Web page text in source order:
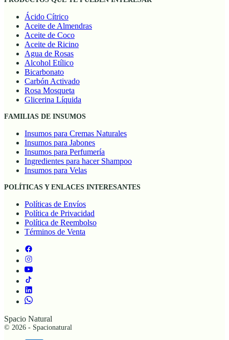
Ácido Cítrico
Aceite de Almendras
Aceite de Coco
Aceite de Ricino
Agua de Rosas
Alcohol Etílico
Bicarbonato
Carbón Activado
Rosa Mosqueta
Glicerina Líquida
FAMILIAS DE INSUMOS
Insumos para Cremas Naturales
Insumos para Jabones
Insumos para Perfumería
Ingredientes para hacer Shampoo
Insumos para Velas
POLÍTICAS Y ENLACES INTERESANTES
Políticas de Envíos
Política de Privacidad
Política de Reembolso
Términos de Venta
Spacio Natural
© 2026 - Spacionatural